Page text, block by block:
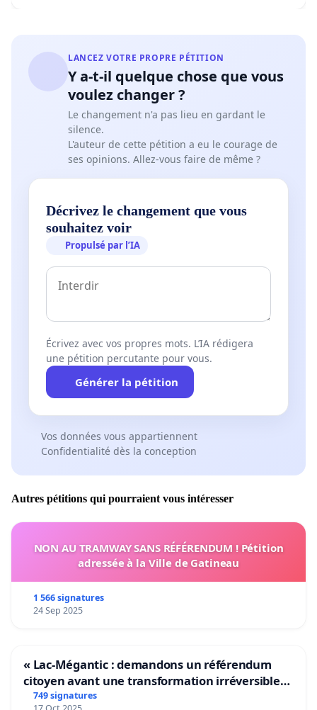
LANCEZ VOTRE PROPRE PÉTITION
Y a-t-il quelque chose que vous
voulez changer ?
Le changement n'a pas lieu en gardant le
silence.
L'auteur de cette pétition a eu le courage de
ses opinions. Allez-vous faire de même ?
Décrivez le changement que vous
souhaitez voir
Propulsé par l’IA
Écrivez avec vos propres mots. L’IA rédigera
une pétition percutante pour vous.
Générer la pétition
Vos données vous appartiennent
Confidentialité dès la conception
Autres pétitions qui pourraient vous intéresser
NON AU TRAMWAY SANS RÉFÉRENDUM ! Pétition
adressée à la Ville de Gatineau
1 566 signatures
24 Sep 2025
« Lac-Mégantic : demandons un référendum
citoyen avant une transformation irréversible
de notre territoire »
749 signatures